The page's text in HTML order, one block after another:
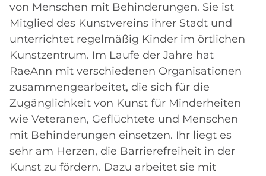
von Menschen mit Behinderungen. Sie ist
Mitglied des Kunstvereins ihrer Stadt und
unterrichtet regelmäßig Kinder im örtlichen
Kunstzentrum. Im Laufe der Jahre hat
RaeAnn mit verschiedenen Organisationen
zusammengearbeitet, die sich für die
Zugänglichkeit von Kunst für Minderheiten
wie Veteranen, Geflüchtete und Menschen
mit Behinderungen einsetzen. Ihr liegt es
sehr am Herzen, die Barrierefreiheit in der
Kunst zu fördern. Dazu arbeitet sie mit